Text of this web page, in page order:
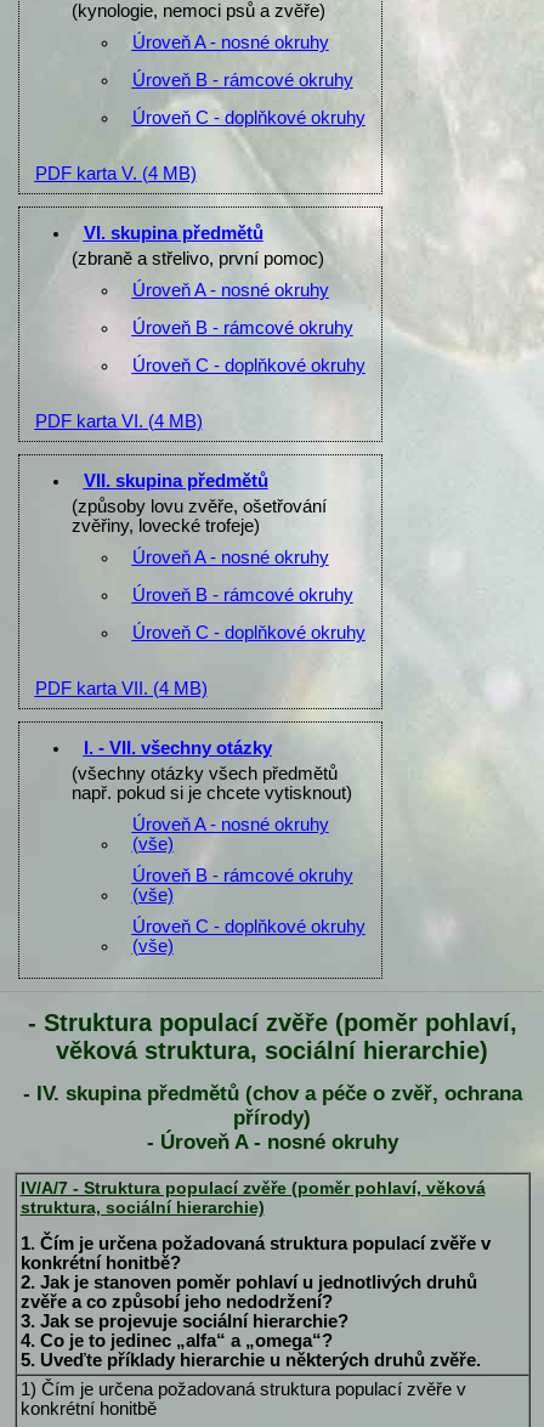
(kynologie, nemoci psů a zvěře)
Úroveň A - nosné okruhy
Úroveň B - rámcové okruhy
Úroveň C - doplňkové okruhy
PDF karta V. (4 MB)
VI. skupina předmětů
(zbraně a střelivo, první pomoc)
Úroveň A - nosné okruhy
Úroveň B - rámcové okruhy
Úroveň C - doplňkové okruhy
PDF karta VI. (4 MB)
VII. skupina předmětů
(způsoby lovu zvěře, ošetřování
zvěřiny, lovecké trofeje)
Úroveň A - nosné okruhy
Úroveň B - rámcové okruhy
Úroveň C - doplňkové okruhy
PDF karta VII. (4 MB)
I. - VII. všechny otázky
(všechny otázky všech předmětů
např. pokud si je chcete vytisknout)
Úroveň A - nosné okruhy
(vše)
Úroveň B - rámcové okruhy
(vše)
Úroveň C - doplňkové okruhy
(vše)
- Struktura populací zvěře (poměr pohlaví,
věková struktura, sociální hierarchie)
- IV. skupina předmětů (chov a péče o zvěř, ochrana
přírody)
- Úroveň A - nosné okruhy
IV/A/7 - Struktura populací zvěře (poměr pohlaví, věková
struktura, sociální hierarchie)
1. Čím je určena požadovaná struktura populací zvěře v
konkrétní honitbě?
2. Jak je stanoven poměr pohlaví u jednotlivých druhů
zvěře a co způsobí jeho nedodržení?
3. Jak se projevuje sociální hierarchie?
4. Co je to jedinec „alfa“ a „omega“?
5. Uveďte příklady hierarchie u některých druhů zvěře.
1) Čím je určena požadovaná struktura populací zvěře v
konkrétní honitbě